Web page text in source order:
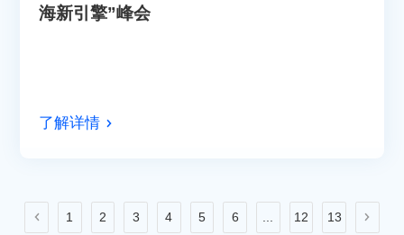
海新引擎”峰会
了解详情
1 2 3 4 5 6 12 13